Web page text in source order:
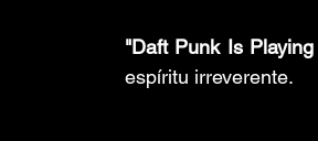
"Daft Punk Is
espíritu irreverente.